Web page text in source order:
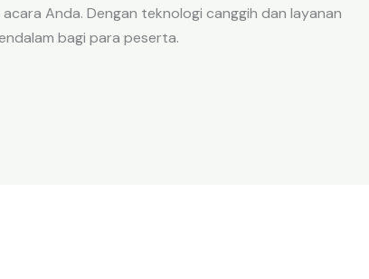
Anda. Dengan teknologi canggih dan layanan
bagi para peserta.